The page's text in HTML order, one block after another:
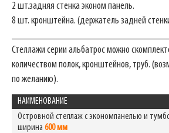
2 шт.задняя стенка эконом панель.
8 шт. кронштейна. (держатель задней
Стеллажи серии альбатрос можно
количеством полок, кронштейнов, труб.
по желанию).
НАИМЕНОВАНИЕ
Островной стеллаж с экономпанелью и
ширина 600 мм